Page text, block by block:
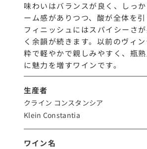
味わいはバランスが良く、しっ
ーム感がありつつ、酸が全体を引
フィニッシュにはスパイシーさ
く余韻が続きます。以前のヴィ
粋で軽やかで親しみやすく、瓶
に魅力を増すワインです。
生産者
クライン コンスタンシア
Klein Constantia
ワイン名